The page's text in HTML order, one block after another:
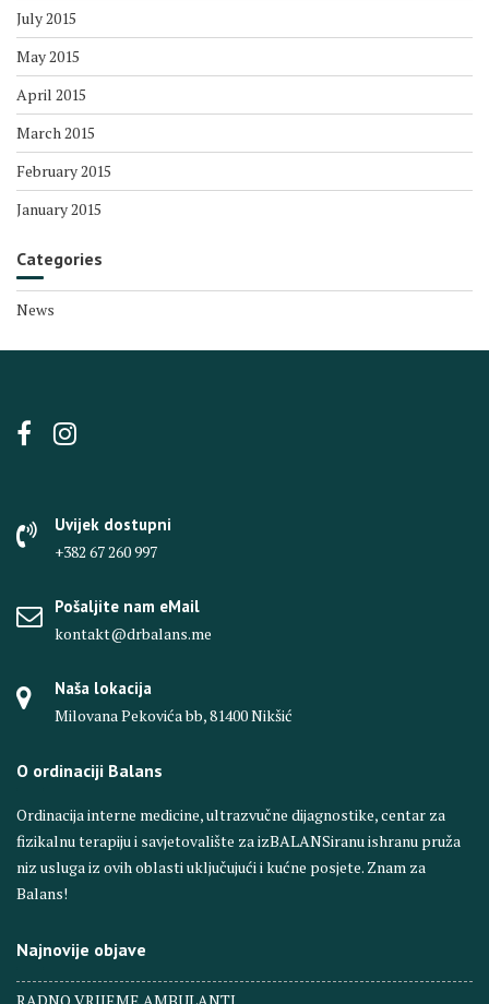
July 2015
May 2015
April 2015
March 2015
February 2015
January 2015
Categories
News
Uvijek dostupni
+382 67 260 997
Pošaljite nam eMail
kontakt@drbalans.me
Naša lokacija
Milovana Pekovića bb, 81400 Nikšić
O ordinaciji Balans
Ordinacija interne medicine, ultrazvučne dijagnostike, centar za
fizikalnu terapiju i savjetovalište za izBALANSiranu ishranu pruža
niz usluga iz ovih oblasti uključujući i kućne posjete. Znam za
Balans!
Najnovije objave